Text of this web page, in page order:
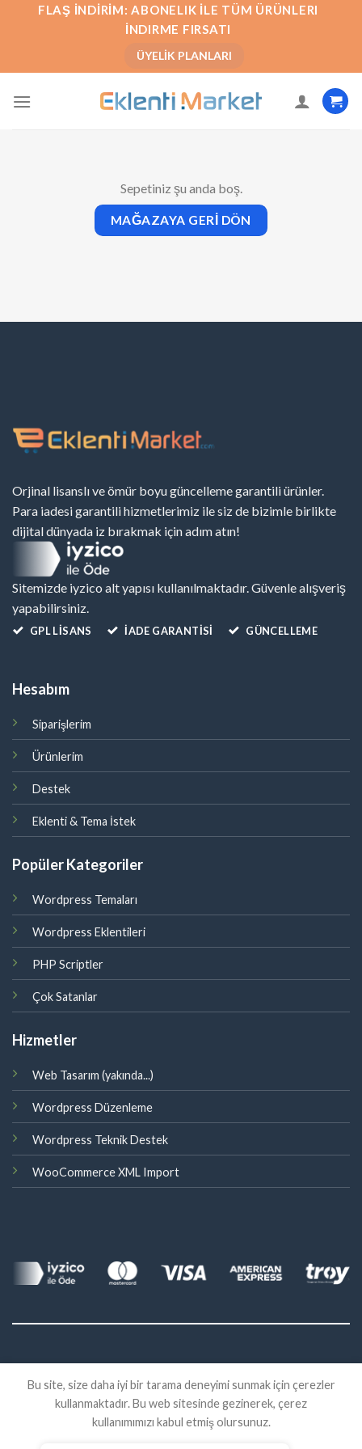
FLAŞ İNDIRIM: ABONELIK İLE TÜM ÜRÜNLERI
İNDIRME FIRSATI
ÜYELIK PLANLARI
Sepetiniz şu anda boş.
MAĞAZAYA GERI DÖN
Orjinal lisanslı ve ömür boyu güncelleme garantili ürünler.
Para iadesi garantili hizmetlerimiz ile siz de bizimle birlikte
dijital dünyada iz bırakmak için adım atın!
Sitemizde iyzico alt yapısı kullanılmaktadır. Güvenle alışveriş
yapabilirsiniz.
GPL LISANS İADE GARANTİSİ GÜNCELLEME
Hesabım
Siparişlerim
Ürünlerim
Destek
Eklenti & Tema İstek
Popüler Kategoriler
Wordpress Temaları
Wordpress Eklentileri
PHP Scriptler
Çok Satanlar
Hizmetler
Web Tasarım (yakında...)
Wordpress Düzenleme
Wordpress Teknik Destek
WooCommerce XML Import
©
2026 Eklenti Market
İADE SATIŞ SÖZLEŞMESI KVKK
Bu site, size daha iyi bir tarama deneyimi sunmak için çerezler
kullanmaktadır. Bu web sitesinde gezinerek, çerez
kullanımımızı kabul etmiş olursunuz.